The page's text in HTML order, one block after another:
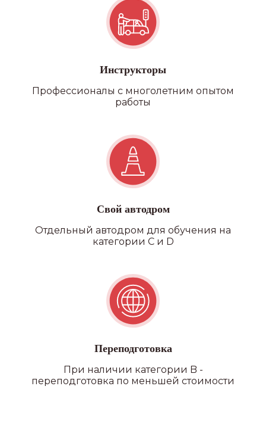
Инструкторы
Профессионалы с многолетним опытом
работы
Свой автодром
Отдельный автодром для обучения на
категории C и D
Переподготовка
При наличии категории B -
переподготовка по меньшей стоимости
Наши